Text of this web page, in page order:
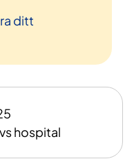
ditt
hospital